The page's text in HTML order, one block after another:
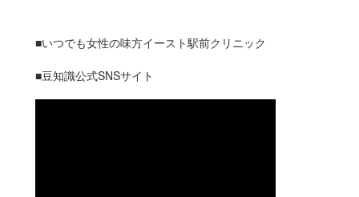
■いつでも女性の味方イースト駅前クリニック
■豆知識公式SNSサイト